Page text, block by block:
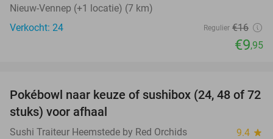
Nieuw-Vennep (+1 locatie) (7 km)
Verkocht: 24
Regulier €16
€9,95
28%
Pokébowl naar keuze of sushibox (24, 48 of 72
stuks) voor afhaal
Sushi Traiteur Heemstede by Red Orchids 9.4 star